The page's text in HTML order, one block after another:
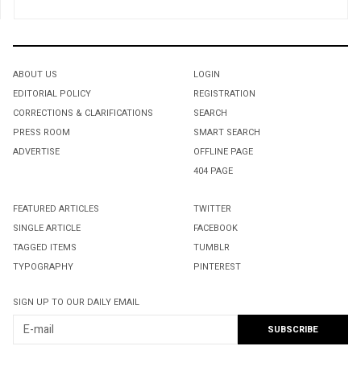
ABOUT US
EDITORIAL POLICY
CORRECTIONS & CLARIFICATIONS
PRESS ROOM
ADVERTISE
LOGIN
REGISTRATION
SEARCH
SMART SEARCH
OFFLINE PAGE
404 PAGE
FEATURED ARTICLES
SINGLE ARTICLE
TAGGED ITEMS
TYPOGRAPHY
TWITTER
FACEBOOK
TUMBLR
PINTEREST
SIGN UP TO OUR DAILY EMAIL